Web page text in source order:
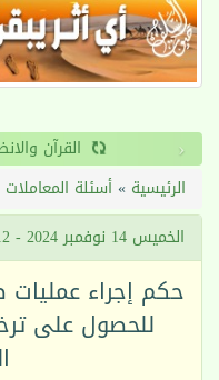
‹
الرئيسية »أسئلة المعاملات
الخميس 14 نوفمبر 2024 - 12 جمادى الأولى 1446هـ
حكم إجراء
للحصول على